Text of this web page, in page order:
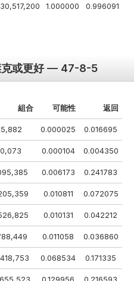
1.000000 0.996091
或更好 — 47-8-5
組合 可能性 返回
0.000025 0.016695
0.000104 0.004350
0.006173 0.241783
0.010811 0.072075
0.010131 0.042212
0.011058 0.036860
0.068534 0.171335
0.129956 0.216593